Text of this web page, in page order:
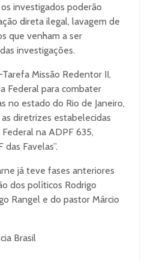
investigados poderão
direta ilegal, lavagem de
que venham a ser
investigações.
Missão Redentor II,
Federal para combater
no estado do Rio de Janeiro,
diretrizes estabelecidas
na ADPF 635,
Favelas”.
já teve fases anteriores
dos políticos Rodrigo
Rangel e do pastor Márcio
Brasil